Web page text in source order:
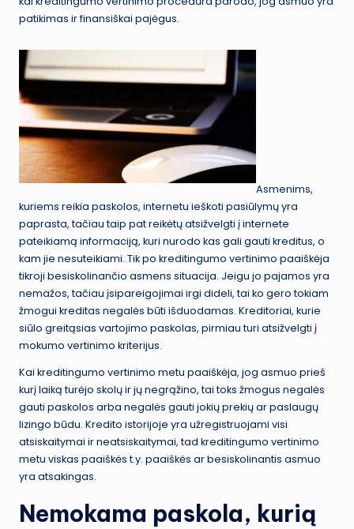
patikimas ir finansiškai pajėgus.
Asmenims,
kuriems reikia paskolos, internetu ieškoti pasiūlymų yra
paprasta, tačiau taip pat reikėtų atsižvelgti į internete
pateikiamą informaciją, kuri nurodo kas gali gauti kreditus, o
kam jie nesuteikiami. Tik po kreditingumo vertinimo paaiškėja
tikroji besiskolinančio asmens situacija. Jeigu jo pajamos yra
nemažos, tačiau įsipareigojimai irgi dideli, tai ko gero tokiam
žmogui kreditas negalės būti išduodamas. Kreditoriai, kurie
siūlo greitąsias vartojimo paskolas, pirmiau turi atsižvelgti į
mokumo vertinimo kriterijus.
Kai kreditingumo vertinimo metu paaiškėja, jog asmuo prieš
kurį laiką turėjo skolų ir jų negrąžino, tai toks žmogus negalės
gauti paskolos arba negalės gauti jokių prekių ar paslaugų
lizingo būdu. Kredito istorijoje yra užregistruojami visi
atsiskaitymai ir neatsiskaitymai, tad kreditingumo vertinimo
metu viskas paaiškės t.y. paaiškės ar besiskolinantis asmuo
yra atsakingas.
Nemokama paskola, kurią